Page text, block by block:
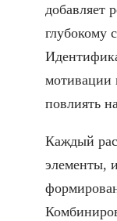
добавляет
глубокому
мотивации
повлиять
Каждый
элементы,